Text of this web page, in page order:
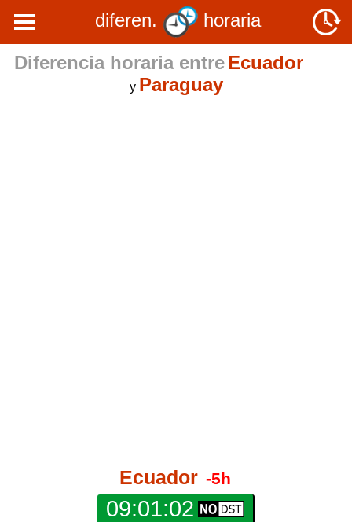
diferen.
horaria
Diferencia horaria entreEcuador
y Paraguay
Ecuador -5h
09:01:03